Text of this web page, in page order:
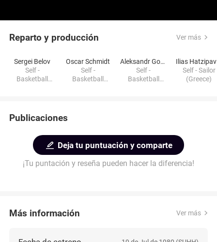
Reparto y producción Ver más
Sergei Belov
Self -
Basketball
Oscar Schmidt
Self -
Basketball
Aleksandr Gomelskiy
Self -
Basketball
Self - Sailor
(Greece)
Publicaciones
Deja tu puntuación y comparte
¡Tu puntación y reseña pueden hacer la diferencia!
Más información Ver más